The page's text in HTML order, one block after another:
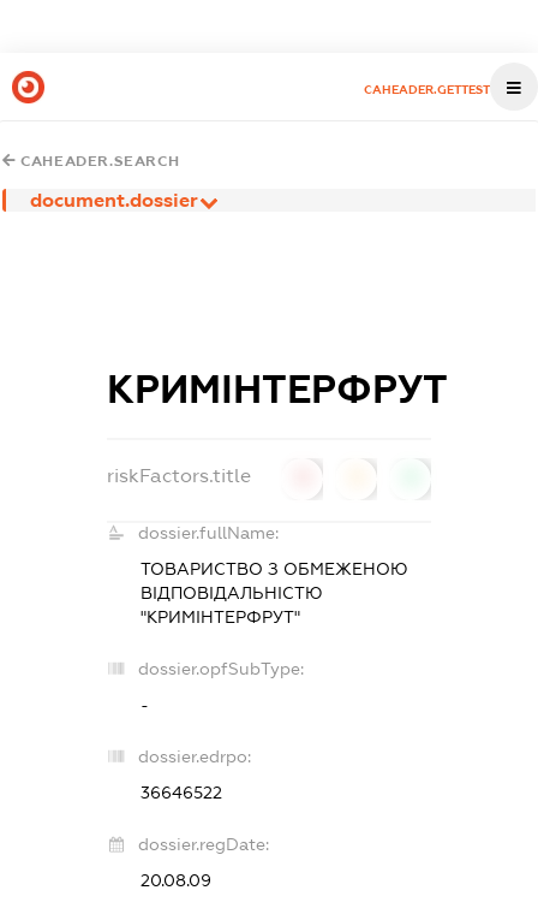
CAHEADER.GETTEST
CAHEADER.SEARCH
document.dossier
КРИМІНТЕРФРУТ
riskFactors.title
dossier.fullName:
ТОВАРИСТВО З ОБМЕЖЕНОЮ
ВІДПОВІДАЛЬНІСТЮ
"КРИМІНТЕРФРУТ"
dossier.opfSubType:
-
dossier.edrpo:
36646522
dossier.regDate:
20.08.09